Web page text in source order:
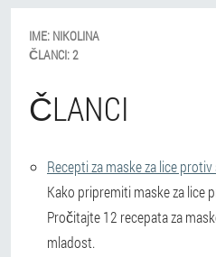
IME: NIKOLINA
ČLANCI:2
ČLANCI
Recepti za maske za lice
Kako pripremiti maske za lice
Pročitajte 12 recepata za
mladost.